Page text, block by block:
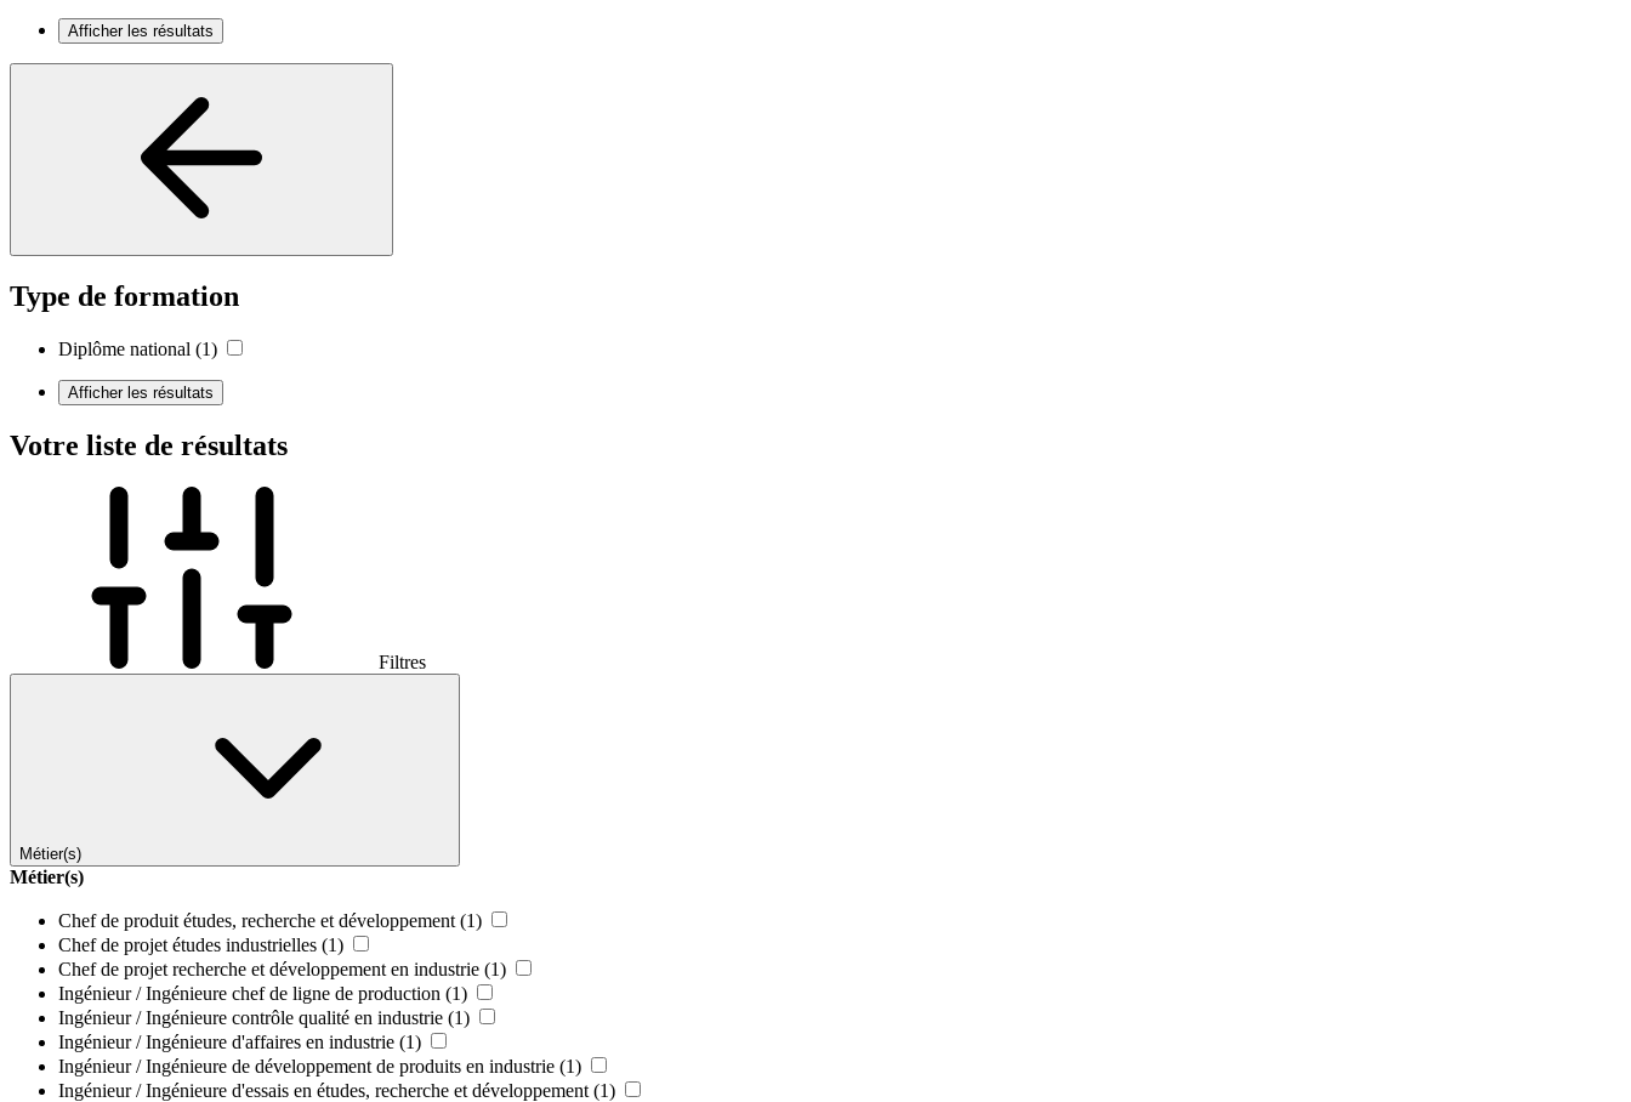
Afficher les résultats
Type de formation
Diplôme national (1)
Afficher les résultats
Votre liste de résultats
Filtres
Métier(s)
Métier(s)
Chef de produit études, recherche et développement (1)
Chef de projet études industrielles (1)
Chef de projet recherche et développement en industrie (1)
Ingénieur / Ingénieure chef de ligne de production (1)
Ingénieur / Ingénieure contrôle qualité en industrie (1)
Ingénieur / Ingénieure d'affaires en industrie (1)
Ingénieur / Ingénieure de développement de produits en industrie (1)
Ingénieur / Ingénieure d'essais en études, recherche et développement (1)